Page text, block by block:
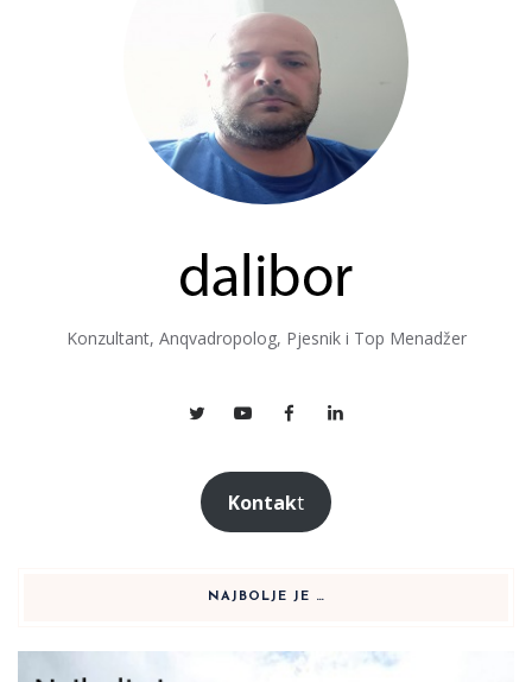
Konzultant, Anqvadropolog, Pjesnik i Top Menadžer
Kontakt
NAJBOLJE JE …